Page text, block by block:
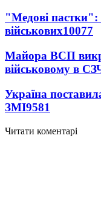
"Медові
військових10077
Майора ВСП
військовому в
Україна
ЗМІ9581
Читати коментарі